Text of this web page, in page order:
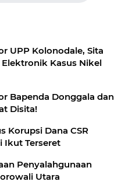
UPP Kolonodale, Sita
Kasus Nikel
Bapenda Donggala dan
Disita!
Korupsi Dana CSR
Ikut Terseret
Penyalahgunaan
Utara